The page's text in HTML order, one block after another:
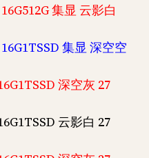
集显 云影白
集显 深空空
深空灰 27
云影白 27